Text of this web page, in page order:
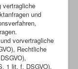
vertragliche
und
vorvertragliche
Rechtliche
1 lit. f. DSGVO).